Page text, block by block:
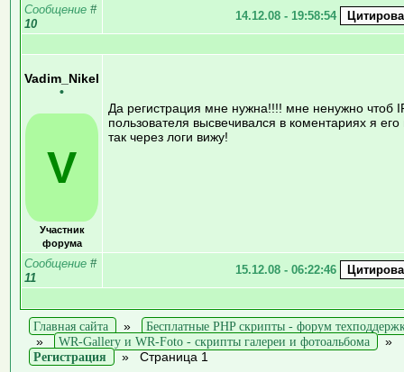
Сообщение #
10
14.12.08 - 19:58:54
Vadim_Nikel
•
V
Участник
форума
Да регистрация мне нужна!!!! мне ненужно чтоб
пользователя высвечивался в коментариях я его
так через логи вижу!
Сообщение #
11
15.12.08 - 06:22:46
Главная сайта »
Бесплатные PHP скрипты - форум
»
WR-Gallery и WR-Foto - скрипты галереи и фотоальбома
»
Регистрация
» Страница 1